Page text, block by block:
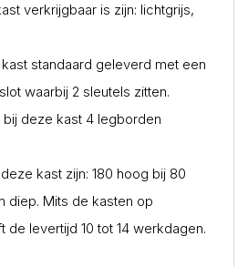
verkrijgbaar is zijn: lichtgrijs,
standaard geleverd met een
waarbij 2 sleutels zitten.
bij deze kast 4 legborden
kast zijn: 180 hoog bij 80
diep. Mits de kasten op
de levertijd 10 tot 14 werkdagen.